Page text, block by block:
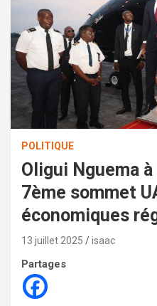
POLITIQUE
Oligui Nguema
7ème sommet
économiques
13 juillet 2025 isaac
Partages